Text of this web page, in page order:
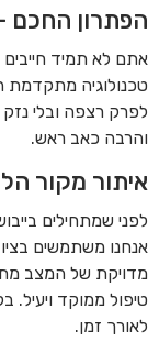
הפתרון החכם
אתם לא תמיד
טכנולוגיה מתקדמת
לפרק רצפה ובלי
והרבה כאב ראש.
איתור מקור
לפני שמתחילים
אנחנו משתמשים
מדויקת של המצב
טיפול ממוקד ויעיל.
לאורך זמן.